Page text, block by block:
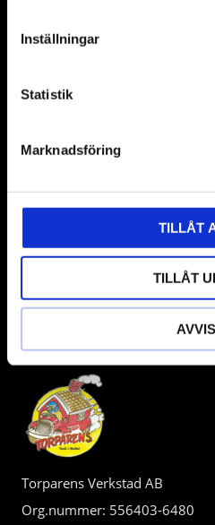
Inställningar
Statistik
Marknadsföring
TILLÅT
TILLÅT
& däckmaskiner och Master
kunden.
Torparens Verkstad AB
Org.nummer: 556403-6480